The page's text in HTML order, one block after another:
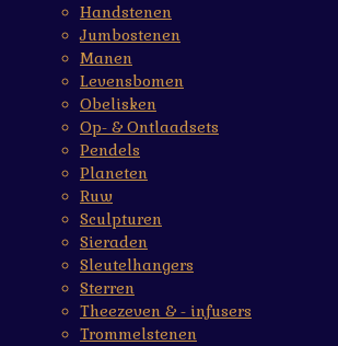
Handstenen
Jumbostenen
Manen
Levensbomen
Obelisken
Op- & Ontlaadsets
Pendels
Planeten
Ruw
Sculpturen
Sieraden
Sleutelhangers
Sterren
Theezeven & - infusers
Trommelstenen